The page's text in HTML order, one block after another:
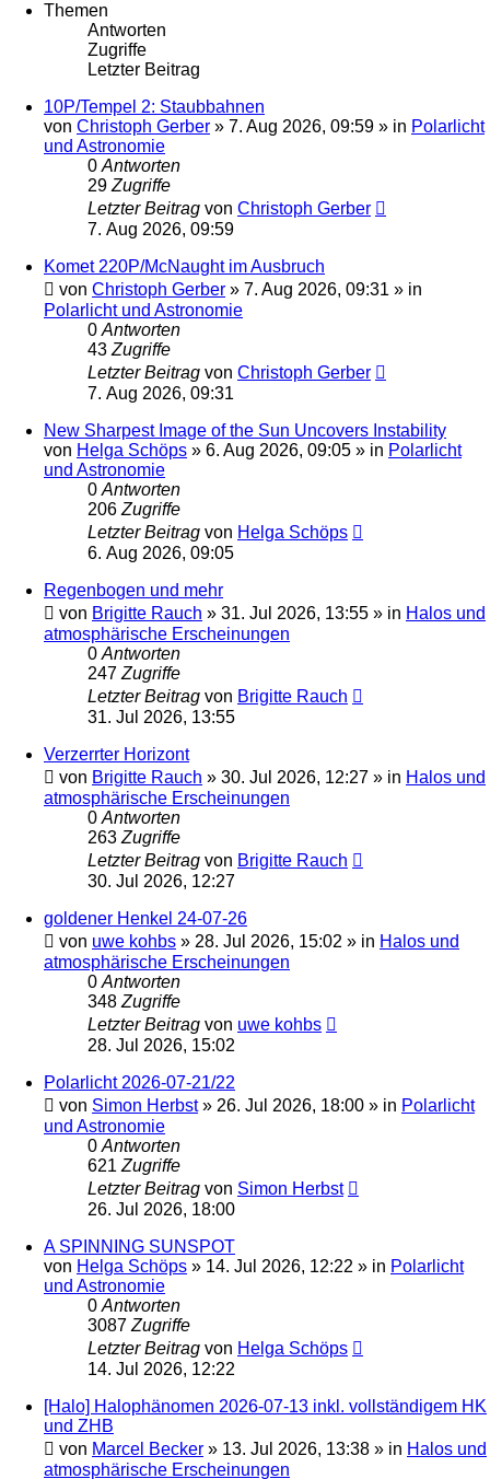
Themen
Antworten
Zugriffe
Letzter Beitrag
10P/Tempel 2: Staubbahnen
von Christoph Gerber » 7. Aug 2026, 09:59 » in Polarlicht
und Astronomie
0 Antworten
29 Zugriffe
Letzter Beitrag von Christoph Gerber
7. Aug 2026, 09:59
Komet 220P/McNaught im Ausbruch
von Christoph Gerber » 7. Aug 2026, 09:31 » in
Polarlicht und Astronomie
0 Antworten
43 Zugriffe
Letzter Beitrag von Christoph Gerber
7. Aug 2026, 09:31
New Sharpest Image of the Sun Uncovers Instability
von Helga Schöps » 6. Aug 2026, 09:05 » in Polarlicht
und Astronomie
0 Antworten
206 Zugriffe
Letzter Beitrag von Helga Schöps
6. Aug 2026, 09:05
Regenbogen und mehr
von Brigitte Rauch » 31. Jul 2026, 13:55 » in Halos und
atmosphärische Erscheinungen
0 Antworten
247 Zugriffe
Letzter Beitrag von Brigitte Rauch
31. Jul 2026, 13:55
Verzerrter Horizont
von Brigitte Rauch » 30. Jul 2026, 12:27 » in Halos und
atmosphärische Erscheinungen
0 Antworten
263 Zugriffe
Letzter Beitrag von Brigitte Rauch
30. Jul 2026, 12:27
goldener Henkel 24-07-26
von uwe kohbs » 28. Jul 2026, 15:02 » in Halos und
atmosphärische Erscheinungen
0 Antworten
348 Zugriffe
Letzter Beitrag von uwe kohbs
28. Jul 2026, 15:02
Polarlicht 2026-07-21/22
von Simon Herbst» 26. Jul 2026, 18:00 » in Polarlicht
und Astronomie
0 Antworten
621 Zugriffe
Letzter Beitrag von Simon Herbst
26. Jul 2026, 18:00
A SPINNING SUNSPOT
von Helga Schöps » 14. Jul 2026, 12:22 » in Polarlicht
und Astronomie
0 Antworten
3087 Zugriffe
Letzter Beitrag von Helga Schöps
14. Jul 2026, 12:22
[Halo] Halophänomen 2026-07-13 inkl. vollständigem HK
und ZHB
von Marcel Becker » 13. Jul 2026, 13:38 » in Halos und
atmosphärische Erscheinungen